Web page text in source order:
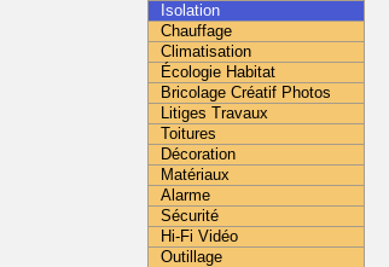
Isolation
Chauffage
Climatisation
Écologie Habitat
Bricolage Créatif Photos
Litiges Travaux
Toitures
Décoration
Matériaux
Alarme
Sécurité
Hi-Fi Vidéo
Outillage